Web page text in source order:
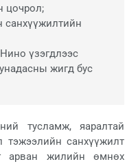
цочрол;
санхүүжилтийн
үзэгдлээс
жигд бус
тусламж, яаралтай
санхүүжилт
жилийн өмнөх